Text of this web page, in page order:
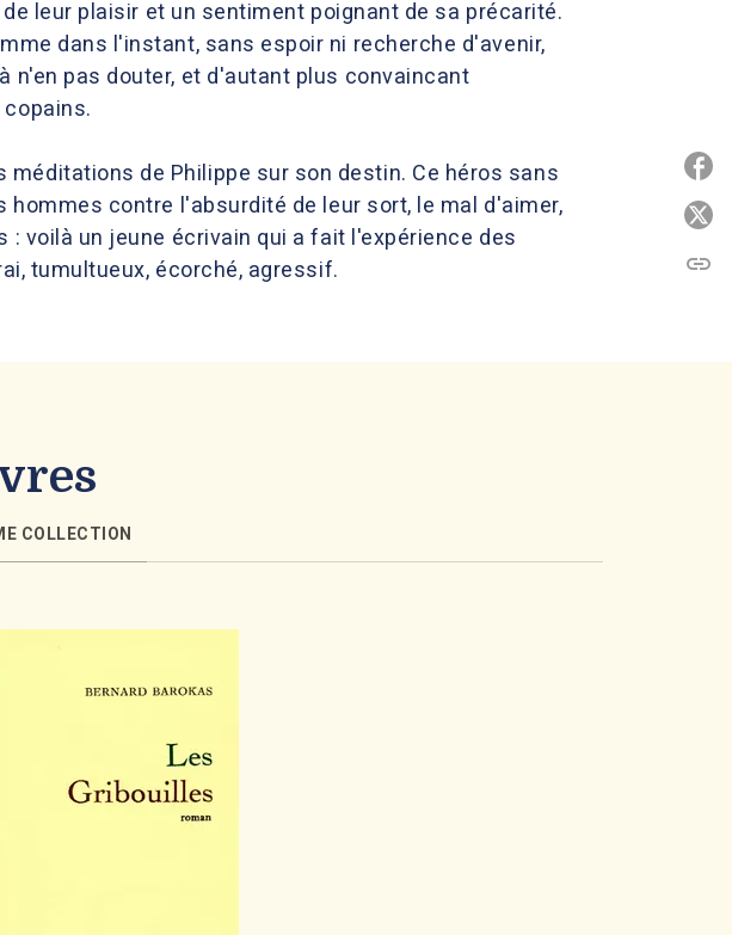
leur plaisir et un sentiment poignant de sa précarité.
dans l'instant, sans espoir ni recherche d'avenir,
n'en pas douter, et d'autant plus convaincant
de Philippe sur son destin. Ce héros sans
contre l'absurdité de leur sort, le mal d'aimer,
: voilà un jeune écrivain qui a fait l'expérience des
tumultueux, écorché, agressif.
COLLECTION
link